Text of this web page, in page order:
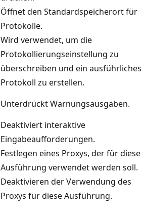
Öffnet den Standardspeicherort für
Protokolle.
Wird verwendet, um die
Protokollierungseinstellung zu
überschreiben und ein ausführliches
Protokoll zu erstellen.
Unterdrückt Warnungsausgaben.
Deaktiviert interaktive
Eingabeaufforderungen.
Festlegen eines Proxys, der für diese
Ausführung verwendet werden soll.
Deaktivieren der Verwendung des
Proxys für diese Ausführung.